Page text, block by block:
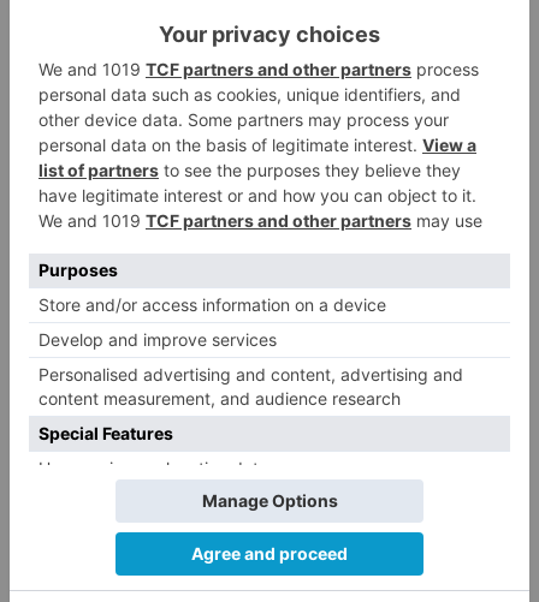
dando cumplida cuenta de lo actuado a la
Autoridad Judicial.
Burgos detenida presunta autora
hurto
productos
alta cosmética establecimiento
1
Fallece un ciclista en Burgos tras
avisar otro conductor que se
había caído de la bicicleta
2
Villatoro da el primer paso para
dejar atrás su aislamiento con el
inicio de la senda peatonal y
ciclista
3
Un hombre de 80 años resulta